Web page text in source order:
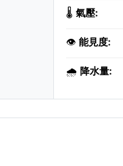
🌡️ 氣壓:
👁️ 能見度:
🌧️ 降水量: